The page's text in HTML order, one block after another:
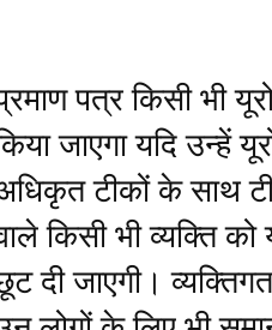
पत्र किसी भी
जाएगा यदि उन्हें
टीकों के साथ
किसी भी व्यक्ति
दी जाएगी।